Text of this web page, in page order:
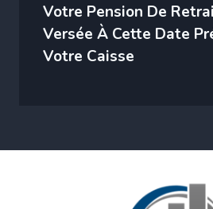
Votre Pension De
Versée À Cette Date
Votre Caisse